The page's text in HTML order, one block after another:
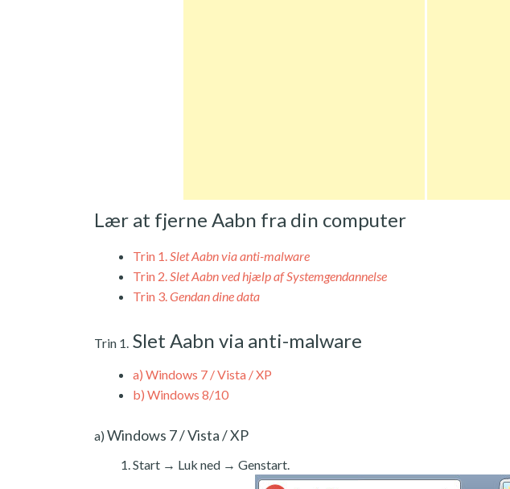
Lær at fjerne Aabn fra din computer
Trin 1.Slet Aabn via anti-malware
Trin 2.Slet Aabn ved hjælp af Systemgendannelse
Trin 3.Gendan dine data
Trin 1. Slet Aabn via anti-malware
a) Windows 7 / Vista / XP
b) Windows 8/10
a) Windows 7 / Vista / XP
Start → Luk ned → Genstart.